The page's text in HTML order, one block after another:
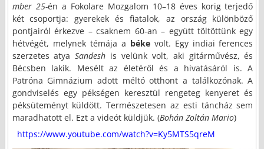
mber 25-én a Fokolare Mozgalom 10–18 éves korig terjedő
két csoportja: gyerekek és fiatalok, az ország különböző
pontjairól érkezve – csaknem 60-an – együtt töltöttünk egy
hétvégét, melynek témája a békevolt. Egy indiai ferences
szerzetes atyaSandesh is velünk volt, aki gitárművész, és
Bécsben lakik. Mesélt az életéről és a hivatásáról is. A
Patróna Gimnázium adott méltó otthont a találkozónak. A
gondviselés egy pékségen keresztül rengeteg kenyeret és
péksüteményt küldött. Természetesen az esti táncház sem
maradhatott el. Ezt a videót küldjük. (Bohán Zoltán Mario)
https://www.youtube.com/watch?v=Ky5MTS5qreM